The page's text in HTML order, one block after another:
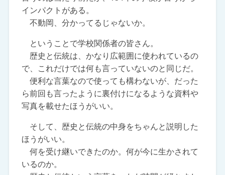
インパクトがある。
不動岡、分かってるじゃないか。
ということで学校関係者の皆さん。
歴史と伝統は、かなり広範囲に使われているの
で、これだけでは何も言っていないのと同じだ。
便利な言葉なので使っても構わないが、だった
ら前回も言ったように裏付けになるような資料や
写真を載せたほうがいい。
そして、歴史と伝統の中身をちゃんと説明した
ほうがいい。
何を受け継いできたのか。何が今に生かされて
いるのか。